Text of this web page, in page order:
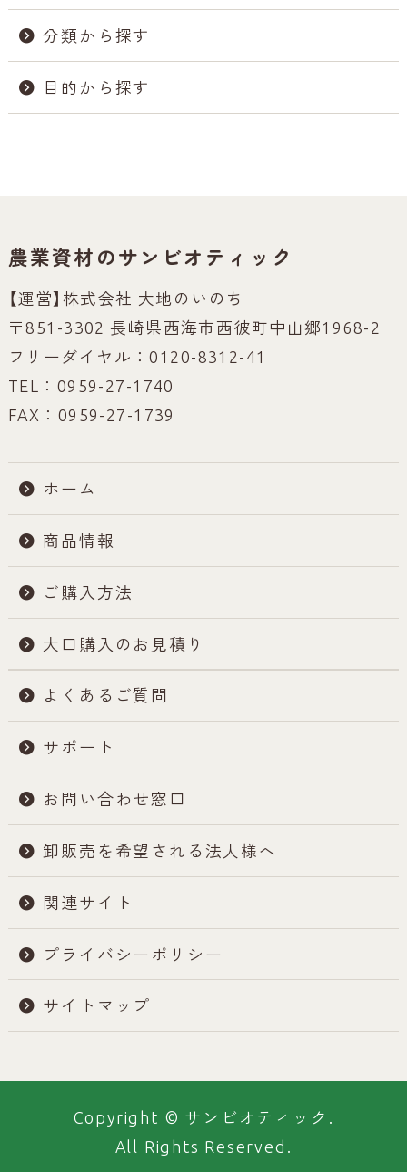
分類から探す
目的から探す
農業資材のサンビオティック
【運営】株式会社 大地のいのち
〒851-3302 長崎県西海市西彼町中山郷1968-2
フリーダイヤル：0120-8312-41
TEL：0959-27-1740
FAX：0959-27-1739
ホーム
商品情報
ご購入方法
大口購入のお見積り
よくあるご質問
サポート
お問い合わせ窓口
卸販売を希望される法人様へ
関連サイト
プライバシーポリシー
サイトマップ
Copyright © サンビオティック.
All Rights Reserved.